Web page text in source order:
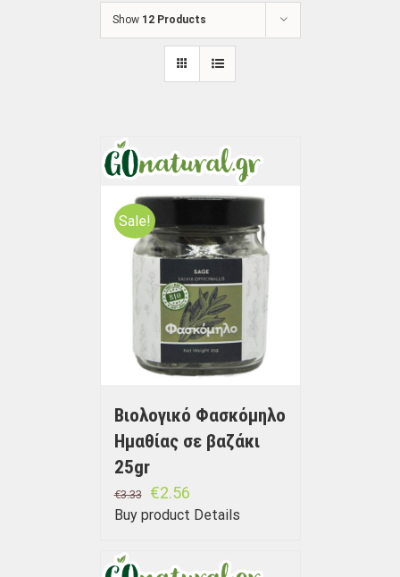
Show 12 Products
Sale!
Βιολογικό Φασκόμηλο
Ημαθίας σε βαζάκι
25gr
€3.33 €2.56
Buy product Details